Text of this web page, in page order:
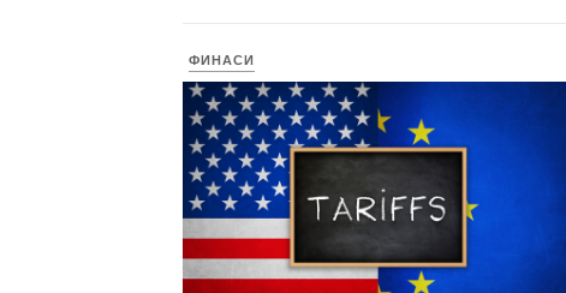
ФИНАСИ